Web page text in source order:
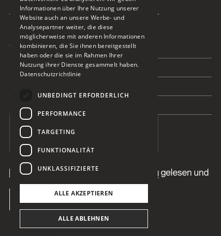
Kontakt aufnehmen
This is some text inside of a div block.This is some text inside of a
This is some text inside of a div block.
This is some text inside of a div block.
Ich habe dieDatenschutzerklärunggelesen und
verstanden.
Informationen über Ihre Nutzung unserer
Website auch an unsere Werbe- und
Analysepartner weiter, die diese
möglicherweise mit anderen Informationen
kombinieren, die Sie ihnen bereitgestellt
haben oder die sie im Rahmen Ihrer
Nutzung ihrer Dienste gesammelt haben.
Datenschutzrichtlinie
UNBEDINGT ERFORDERLICH
PERFORMANCE
TARGETING
FUNKTIONALITÄT
UNKLASSIFIZIERTE
ALLE AKZEPTIEREN
ALLE ABLEHNEN